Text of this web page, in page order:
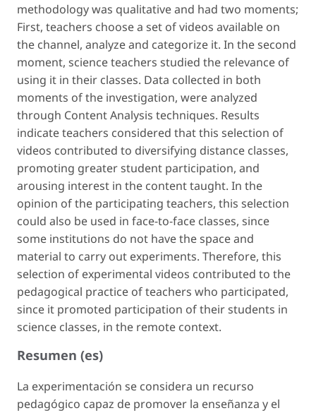
methodology was qualitative and had two moments;
First, teachers choose a set of videos available on
the channel, analyze and categorize it. In the second
moment, science teachers studied the relevance of
using it in their classes. Data collected in both
moments of the investigation, were analyzed
through Content Analysis techniques. Results
indicate teachers considered that this selection of
videos contributed to diversifying distance classes,
promoting greater student participation, and
arousing interest in the content taught. In the
opinion of the participating teachers, this selection
could also be used in face-to-face classes, since
some institutions do not have the space and
material to carry out experiments. Therefore, this
selection of experimental videos contributed to the
pedagogical practice of teachers who participated,
since it promoted participation of their students in
science classes, in the remote context.
Resumen (es)
La experimentación se considera un recurso
pedagógico capaz de promover la enseñanza y el